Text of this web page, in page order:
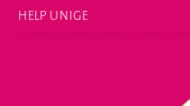
HELP UNIGE